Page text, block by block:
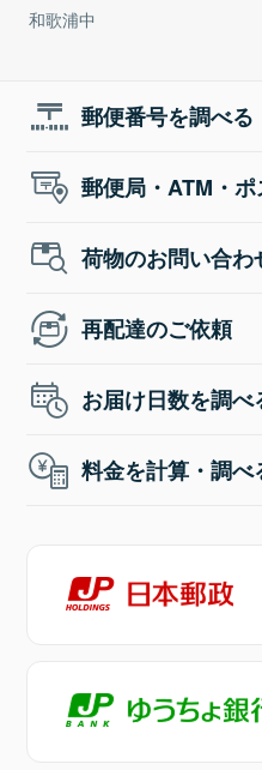
和歌浦中
郵便番号を調べる
郵便局・ATM・
荷物のお問い合わ
再配達のご依頼
お届け日数を調べ
料金を計算・調べ